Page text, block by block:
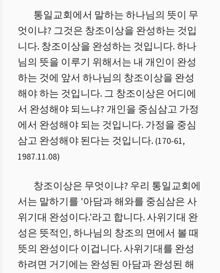
통일교회에서 말하는 하나님의 뜻이 무
엇이냐? 그것은 창조이상을 완성하는 것입
니다. 창조이상을 완성하는 것입니다. 하나
님의 뜻을 이루기 위해서는 내 개인이 완성
하는 것에 앞서 하나님의 창조이상을 완성
해야 하는 것입니다. 그 창조이상은 어디에
서 완성해야 되느냐? 개인을 중심삼고 가정
에서 완성해야 되는 것입니다. 가정을 중심
삼고 완성해야 된다는 것입니다. (170-61,
1987.11.08)
창조이상은 무엇이냐? 우리 통일교회에
서는 말하기를 '아담과 해와를 중심삼은 사
위기대 완성이다.'라고 합니다. 사위기대 완
성은 뜻적인, 하나님의 창조의 면에서 볼 때
뜻의 완성이다 이겁니다. 사위기대를 완성
하려면 거기에는 완성된 아담과 완성된 해